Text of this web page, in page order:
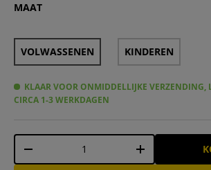
MAAT
VOLWASSENEN KINDEREN
KLAAR VOOR ONMIDDELLIJKE VERZENDING,
CIRCA 1-3 WERKDAGEN
Aantal
-
+